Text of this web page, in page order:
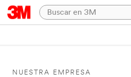
NUESTRA EMPRESA